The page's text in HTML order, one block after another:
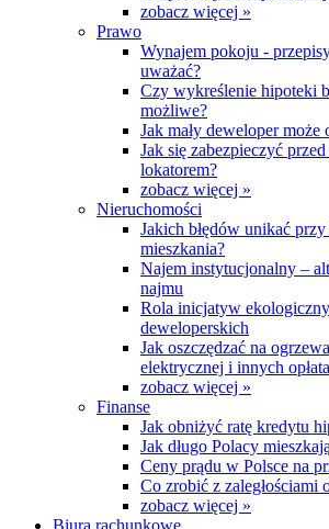
zobacz więcej »
Prawo
Wynajem pokoju -
uważać?
Czy wykreślenie hipoteki
możliwe?
Jak mały deweloper
Jak się zabezpieczyć
lokatorem?
zobacz więcej »
Nieruchomości
Jakich błędów unikać
mieszkania?
Najem instytucjonalny –
najmu
Rola inicjatyw
deweloperskich
Jak oszczędzać na
elektrycznej i innych
zobacz więcej »
Finanse
Jak obniżyć ratę kredytu
Jak długo Polacy
Ceny prądu w Polsce na
Co zrobić z zaległościami
zobacz więcej »
Biura rachunkowe